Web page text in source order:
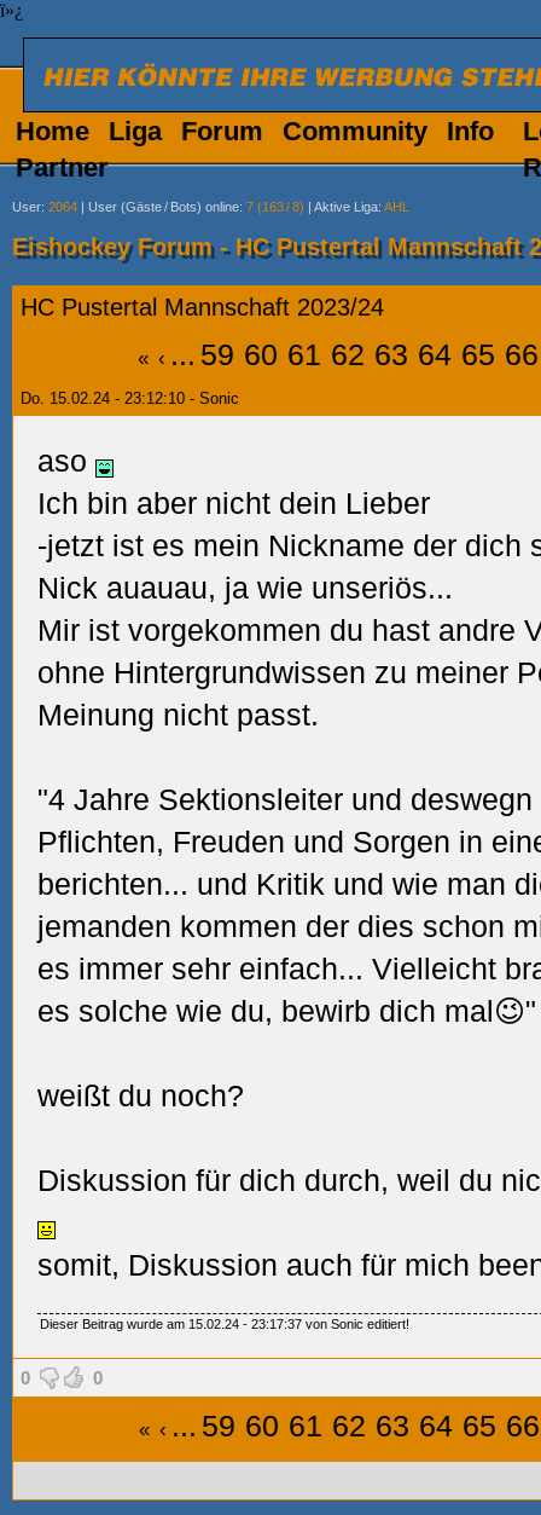
ï»¿
Home Liga Forum Community
Info
Partner
User: 2064 | User (Gäste/ Bots) online: 7 (163/8) | Aktive Liga: AHL
Eishockey Forum - HC Pustertal Mannschaft
HC Pustertal Mannschaft 2023/24
« ‹ ... 59 60 61 62 63 64 65 66
Do. 15.02.24 - 23:12:10 - Sonic
aso
Ich bin aber nicht dein Lieber
-jetzt ist es mein Nickname der dich
Nick auauau, ja wie unseriös...
Mir ist vorgekommen du hast andre
ohne Hintergrundwissen zu meiner
Meinung nicht passt.
"4 Jahre Sektionsleiter und
Pflichten, Freuden und Sorgen in
berichten... und Kritik und wie man
jemanden kommen der dies schon
es immer sehr einfach... Vielleicht
es solche wie du, bewirb dich mal😉"
weißt du noch?
Diskussion für dich durch, weil du
somit, Diskussion auch für mich
Dieser Beitrag wurde am 15.02.24 - 23:17:37 von Sonic editiert!
0 0
« ‹ ... 59 60 61 62 63 64 65 66